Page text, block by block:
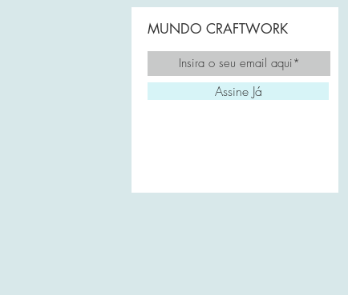
MUNDO CRAFTWORK
Assine Já